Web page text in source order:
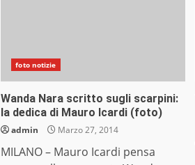
foto notizie
Wanda Nara scritto sugli scarpini:
la dedica di Mauro Icardi (foto)
admin Marzo 27, 2014
MILANO – Mauro Icardi pensa